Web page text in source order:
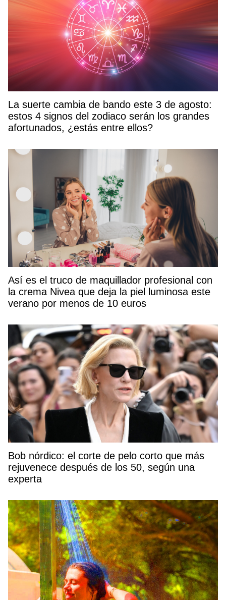
La suerte cambia de bando este 3 de agosto:
estos 4 signos del zodiaco serán los grandes
afortunados, ¿estás entre ellos?
Así es el truco de maquillador profesional con
la crema Nivea que deja la piel luminosa este
verano por menos de 10 euros
Bob nórdico: el corte de pelo corto que más
rejuvenece después de los 50, según una
experta